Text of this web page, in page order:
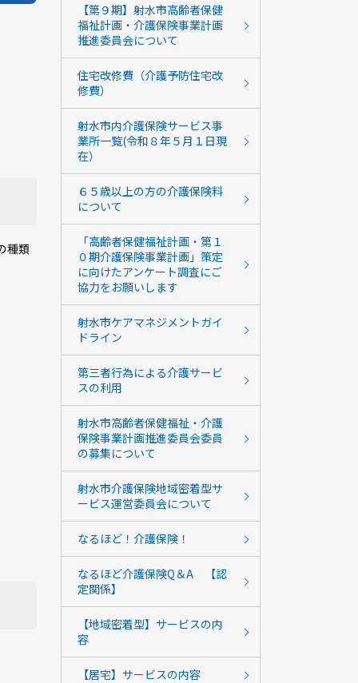
種類
【第９期】射水市高齢者保健
福祉計画・介護保険事業計画
推進委員会について
住宅改修費（介護予防住宅改
修費）
射水市内介護保険サービス事
業所一覧(令和８年５月１日現
在）
６５歳以上の方の介護保険料
について
「高齢者保健福祉計画・第１
０期介護保険事業計画」策定
に向けたアンケート調査にご
協力をお願いします
射水市ケアマネジメントガイ
ドライン
第三者行為による介護サービ
スの利用
射水市高齢者保健福祉・介護
保険事業計画推進委員会委員
の募集について
射水市介護保険地域密着型サ
ービス運営委員会について
なるほど！介護保険！
なるほど介護保険Q＆A 【認
定関係】
【地域密着型】サービスの内
容
【居宅】サービスの内容